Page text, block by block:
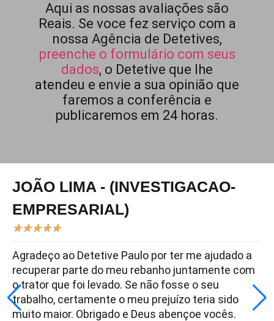
Aqui as nossas avaliações são
Reais. Se voce fez serviço com a
nossa Agência de Detetives,
preenche o formulário com seus
dados, o Detetive que lhe
atendeu e envie a sua opinião que
faremos a conferência e
publicaremos em 24 horas.
JOÃO LIMA - (INVESTIGACAO-
EMPRESARIAL)
★★★★★
Agradeço ao Detetive Paulo por ter me ajudado a
recuperar parte do meu rebanho juntamente com
o trator que foi levado. Se não fosse o seu
trabalho, certamente o meu prejuízo teria sido
muito maior. Obrigado e Deus abençoe vocês.